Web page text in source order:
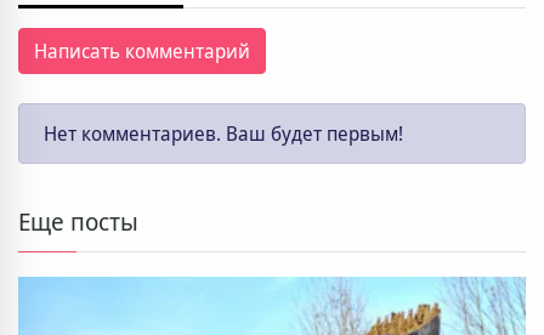
Написать комментарий
Нет комментариев. Ваш будет первым!
Еще посты